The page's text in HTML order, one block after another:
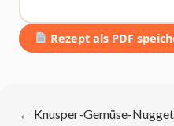
Rezept als PDF
← Knusper-Gemüse-